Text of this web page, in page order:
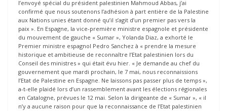
l’envoyé spécial du président palestinien Mahmoud Abbas, j’ai
confirmé que nous soutenons l’adhésion à part entière de la Palestine
aux Nations unies étant donné qu’il s’agit d’un premier pas vers la
paix ». En Espagne, la vice-première ministre espagnole et présidente
du mouvement de gauche « Sumar », Yolanda Diaz, a exhorté le
Premier ministre espagnol Pedro Sanchez à « prendre la mesure
historique et ambitieuse de reconnaître l’Etat palestinien lors du
Conseil des ministres » qui était évu hier. « Je demande au chef du
gouvernement que mardi prochain, le 7 mai, nous reconnaissions
l’Etat de Palestine en Espagne. Ne laissons pas passer plus de temps »,
a-t-elle plaidé lors d’un rassemblement avant les élections régionales
en Catalogne, prévues le 12 mai. Selon la dirigeante de « Sumar », « il
n’y a aucune raison pour que la reconnaissance de l’Etat palestinien